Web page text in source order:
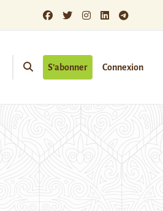
S’abonner Connexion